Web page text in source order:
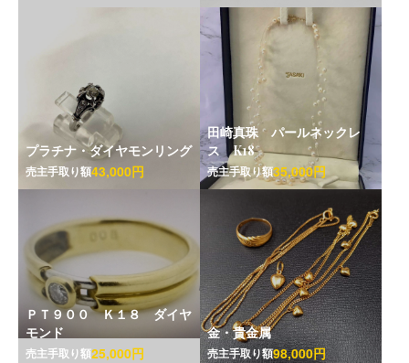
プラチナ・ダイヤモンリング
売主手取り額43,000円
田崎真珠 パールネックレ
ス K18
売主手取り額35,000円
ＰＴ９００ Ｋ１８ ダイヤ
モンド
売主手取り額25,000円
金・貴金属
売主手取り額98,000円